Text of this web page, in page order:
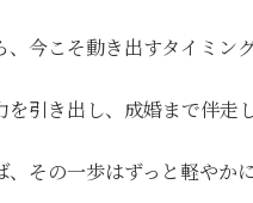
今こそ動き出すタイミング
引き出し、成婚まで伴走
その一歩はずっと軽やか